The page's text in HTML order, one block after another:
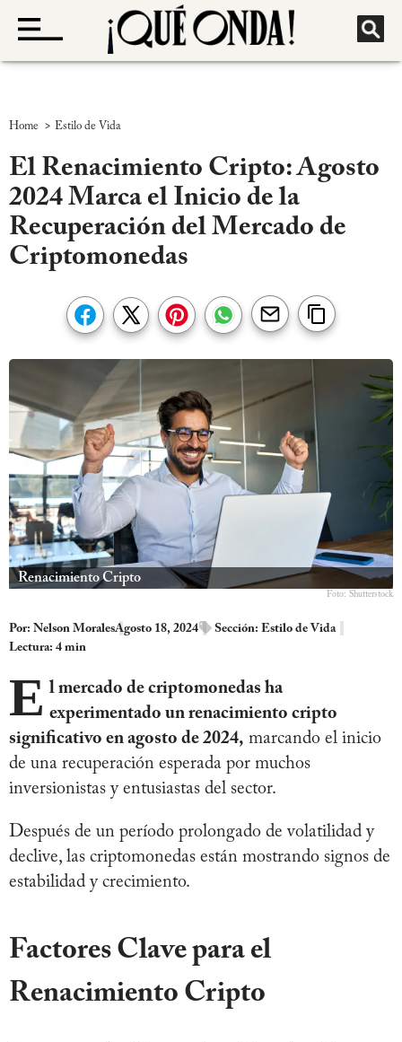
Home > Estilo de Vida
El Renacimiento Cripto: Agosto
2024 Marca el Inicio de la
Recuperación del Mercado de
Criptomonedas
Renacimiento Cripto
Foto: Shutterstock
Por: Nelson MoralesAgosto 18, 2024 Sección: Estilo de Vida
Lectura: 4 min
E l mercado de criptomonedas ha
experimentado un renacimiento cripto
significativo en agosto de 2024, marcando el inicio
de una recuperación esperada por muchos
inversionistas y entusiastas del sector.
Después de un período prolongado de volatilidad y
declive, las criptomonedas están mostrando signos de
estabilidad y crecimiento.
Factores Clave para el
Renacimiento Cripto